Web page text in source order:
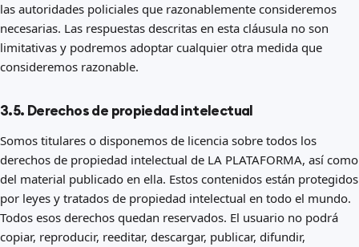
las autoridades policiales que razonablemente consideremos
necesarias. Las respuestas descritas en esta cláusula no son
limitativas y podremos adoptar cualquier otra medida que
consideremos razonable.
3.5. Derechos de propiedad intelectual
Somos titulares o disponemos de licencia sobre todos los
derechos de propiedad intelectual de LA PLATAFORMA, así como
del material publicado en ella. Estos contenidos están protegidos
por leyes y tratados de propiedad intelectual en todo el mundo.
Todos esos derechos quedan reservados. El usuario no podrá
copiar, reproducir, reeditar, descargar, publicar, difundir,